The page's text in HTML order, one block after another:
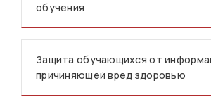
обучения
Защита обучающихся от
причиняющей вред здоровью